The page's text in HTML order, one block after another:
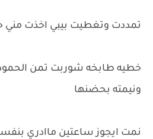
تمددت وتغطيت بيبي اخذت
خطيه طابخه شوربت تمن
ونيمته بحضنها
نمت ايجوز ساعتين ماادري